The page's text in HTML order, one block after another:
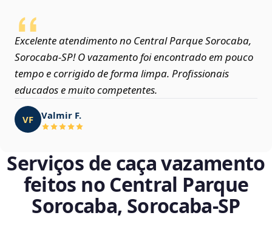
Excelente atendimento no Central Parque Sorocaba,
Sorocaba‑SP! O vazamento foi encontrado em pouco
tempo e corrigido de forma limpa. Profissionais
educados e muito competentes.
VF Valmir F.
Serviços de caça vazamento
feitos no Central Parque
Sorocaba, Sorocaba‑SP